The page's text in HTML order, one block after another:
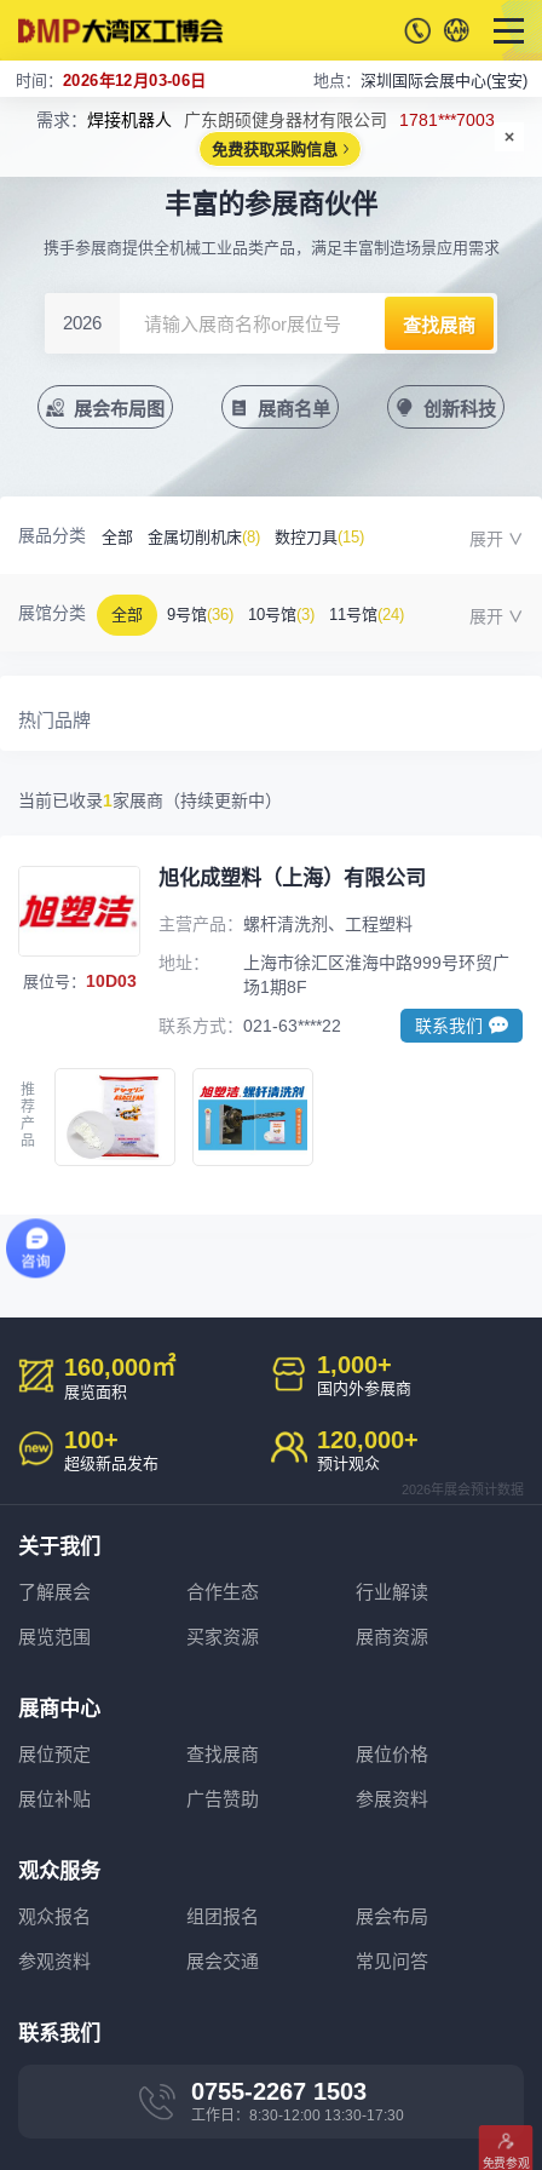
时间： 2026年12月03-06日 地点： 深圳国际会展中心(宝安)
需求： 焊接机器人 广东朗硕健身器材有限公司 1781***7003
免费获取采购信息
丰富的参展商伙伴
携手参展商提供全机械工业品类产品，满足丰富制造场景应用需求
2026
展会布局图 展商名单 创新科技
展品分类 全部 金属切削机床(8) 数控刀具(15)
金属成型机床
展馆分类 全部 9号馆(36) 10号馆(3) 11号馆(24)
热门品牌
当前已收录1家展商（持续更新中）
展位号： 10D03
旭化成塑料（上海）有限公司
主营产品： 螺杆清洗剂、工程塑料
地址：
上海市徐汇区淮海中路999号环贸广
场1期8F
联系方式：021-63****22 联系我们
推
荐
产
品
160,000㎡
展览面积
1,000+
国内外参展商
100+
超级新品发布
120,000+
预计观众
2026年展会预计数据
关于我们
了解展会 合作生态 行业解读
展览范围 买家资源 展商资源
展商中心
展位预定 查找展商 展位价格
展位补贴 广告赞助 参展资料
观众服务
观众报名 组团报名 展会布局
参观资料 展会交通 常见问答
联系我们
0755-2267 1503
工作日：8:30-12:00 13:30-17:30
免费参观